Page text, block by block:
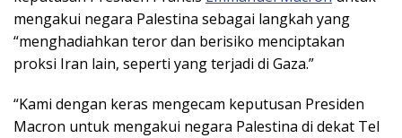
mengakui negara Palestina sebagai langkah yang
“menghadiahkan teror dan berisiko menciptakan
proksi Iran lain, seperti yang terjadi di Gaza.”
“Kami dengan keras mengecam keputusan Presiden
Macron untuk mengakui negara Palestina di dekat Tel